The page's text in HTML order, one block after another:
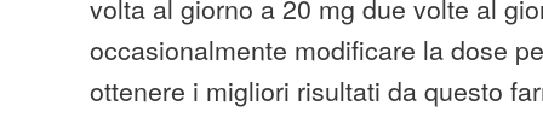
volta al giorno a 20 mg due volte al
occasionalmente modificare la dose
ottenere i migliori risultati da questo